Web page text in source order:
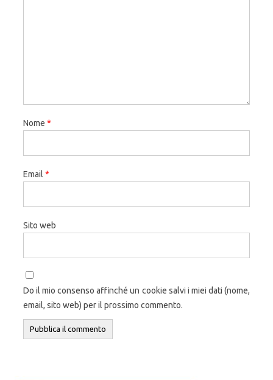
Nome *
Email *
Sito web
Do il mio consenso affinché un cookie salvi i miei dati (nome,
email, sito web) per il prossimo commento.